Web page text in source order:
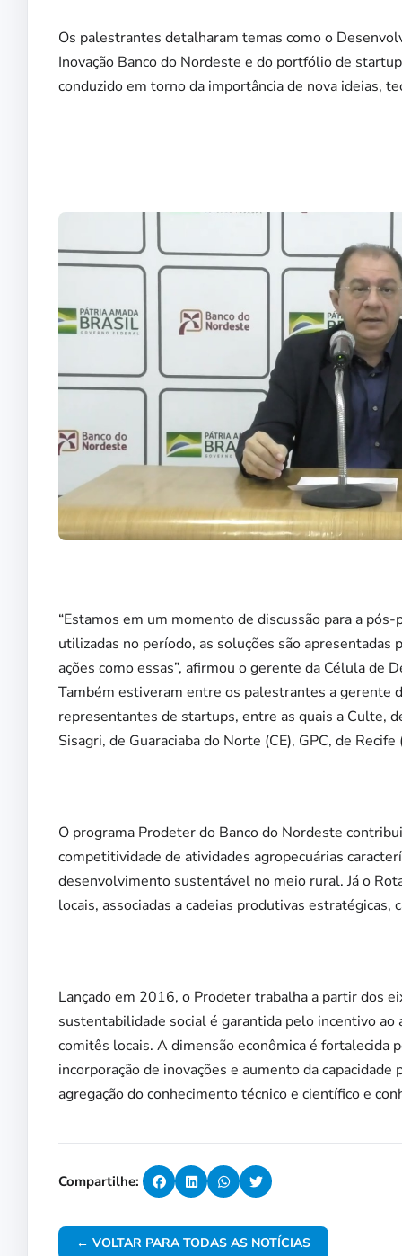
Os palestrantes detalharam temas como o
Inovação Banco do Nordeste e do portfólio de
conduzido em torno da importância de nova ideias,
“Estamos em um momento de discussão para a
utilizadas no período, as soluções são
ações como essas”, afirmou o gerente da Célula
Também estiveram entre os palestrantes a gerente
representantes de startups, entre as quais a Culte,
Sisagri, de Guaraciaba do Norte (CE), GPC, de
O programa Prodeter do Banco do Nordeste
competitividade de atividades agropecuárias
desenvolvimento sustentável no meio rural. Já o
locais, associadas a cadeias produtivas
Lançado em 2016, o Prodeter trabalha a partir dos
sustentabilidade social é garantida pelo incentivo
comitês locais. A dimensão econômica é fortalecida
incorporação de inovações e aumento da
agregação do conhecimento técnico e científico e
Compartilhe:
← VOLTAR PARA TODAS AS NOTÍCIAS